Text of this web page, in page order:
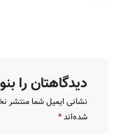
دیدگاهتان را
نشانی ایمیل شما منتشر
شده‌اند*